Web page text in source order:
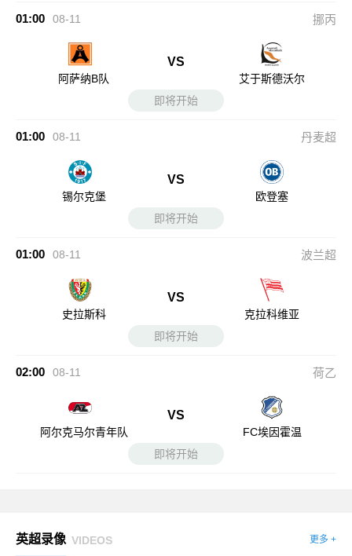
01:00 08-11 挪丙
阿萨纳B队
VS
艾于斯德沃尔
即将开始
01:00 08-11 丹麦超
锡尔克堡
VS
欧登塞
即将开始
01:00 08-11 波兰超
史拉斯科
VS
克拉科维亚
即将开始
02:00 08-11 荷乙
阿尔克马尔青年队
VS
FC埃因霍温
即将开始
英超录像 VIDEOS 更多 +